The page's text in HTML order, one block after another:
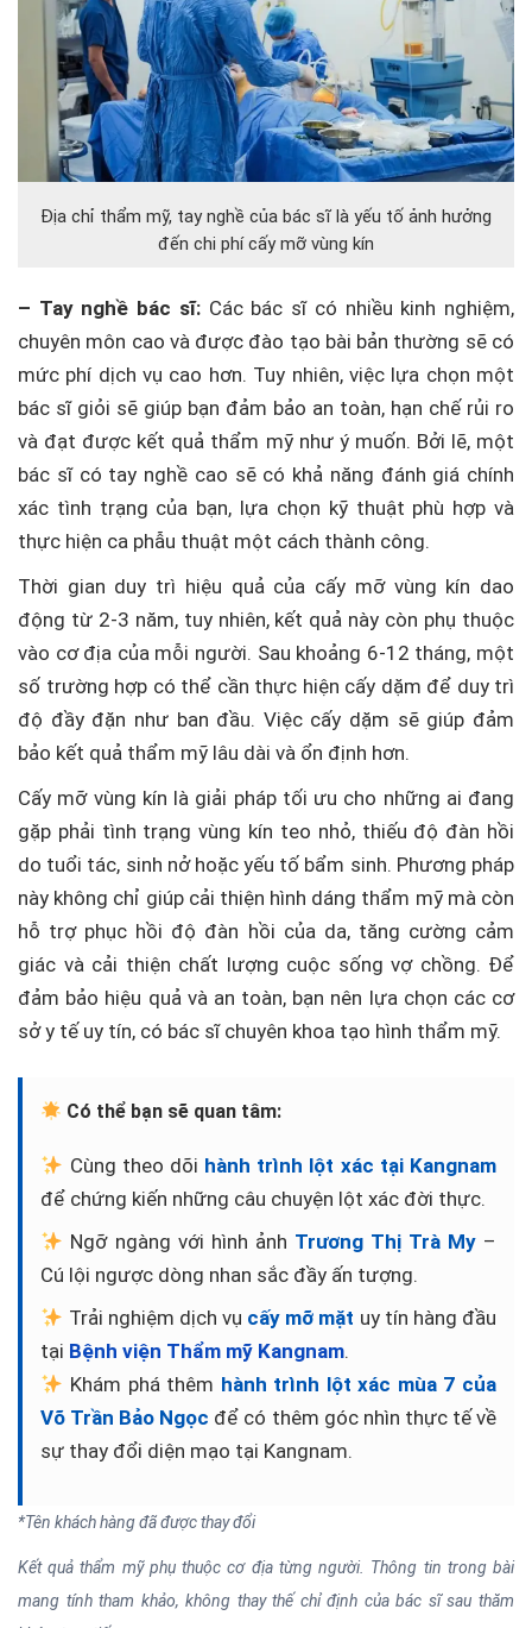
Địa chỉ thẩm mỹ, tay nghề của bác sĩ là yếu tố ảnh hưởng
đến chi phí cấy mỡ vùng kín
– Tay nghề bác sĩ: Các bác sĩ có nhiều kinh nghiệm,
chuyên môn cao và được đào tạo bài bản thường sẽ có
mức phí dịch vụ cao hơn. Tuy nhiên, việc lựa chọn một
bác sĩ giỏi sẽ giúp bạn đảm bảo an toàn, hạn chế rủi ro
và đạt được kết quả thẩm mỹ như ý muốn. Bởi lẽ, một
bác sĩ có tay nghề cao sẽ có khả năng đánh giá chính
xác tình trạng của bạn, lựa chọn kỹ thuật phù hợp và
thực hiện ca phẫu thuật một cách thành công.
Thời gian duy trì hiệu quả của cấy mỡ vùng kín dao
động từ 2-3 năm, tuy nhiên, kết quả này còn phụ thuộc
vào cơ địa của mỗi người. Sau khoảng 6-12 tháng, một
số trường hợp có thể cần thực hiện cấy dặm để duy trì
độ đầy đặn như ban đầu. Việc cấy dặm sẽ giúp đảm
bảo kết quả thẩm mỹ lâu dài và ổn định hơn.
Cấy mỡ vùng kín là giải pháp tối ưu cho những ai đang
gặp phải tình trạng vùng kín teo nhỏ, thiếu độ đàn hồi
do tuổi tác, sinh nở hoặc yếu tố bẩm sinh. Phương pháp
này không chỉ giúp cải thiện hình dáng thẩm mỹ mà còn
hỗ trợ phục hồi độ đàn hồi của da, tăng cường cảm
giác và cải thiện chất lượng cuộc sống vợ chồng. Để
đảm bảo hiệu quả và an toàn, bạn nên lựa chọn các cơ
sở y tế uy tín, có bác sĩ chuyên khoa tạo hình thẩm mỹ.
Có thể bạn sẽ quan tâm:
Cùng theo dõi hành trình lột xác tại Kangnam
để chứng kiến những câu chuyện lột xác đời thực.
Ngỡ ngàng với hình ảnh Trương Thị Trà My–
Cú lội ngược dòng nhan sắc đầy ấn tượng.
Trải nghiệm dịch vụ cấy mỡ mặt uy tín hàng đầu
tại Bệnh viện Thẩm mỹ Kangnam.
Khám phá thêm hành trình lột xác mùa 7 của
Võ Trần Bảo Ngọc để có thêm góc nhìn thực tế về
sự thay đổi diện mạo tại Kangnam.
*Tên khách hàng đã được thay đổi
Kết quả thẩm mỹ phụ thuộc cơ địa từng người. Thông tin trong bài
mang tính tham khảo, không thay thế chỉ định của bác sĩ sau thăm